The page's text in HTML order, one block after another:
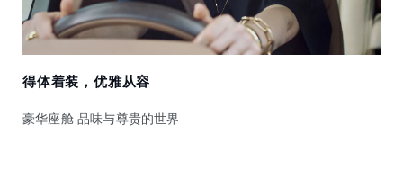
得体着装，优雅从容
豪华座舱 品味与尊贵的世界